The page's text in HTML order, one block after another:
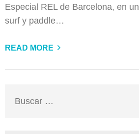
Especial REL de Barcelona, en
surf y paddle…
READ MORE
Buscar: